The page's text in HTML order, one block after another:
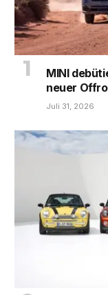
MINI
neuer
Juli 31, 2026